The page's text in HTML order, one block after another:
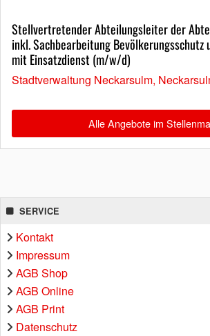
Stellvertretender Abteilungsleiter der
inkl. Sachbearbeitung Bevölkerungsschutz
mit Einsatzdienst (m/w/d)
Stadtverwaltung Neckarsulm,
Alle Angebote im
SERVICE
Kontakt
Impressum
AGB Shop
AGB Online
AGB Print
Datenschutz